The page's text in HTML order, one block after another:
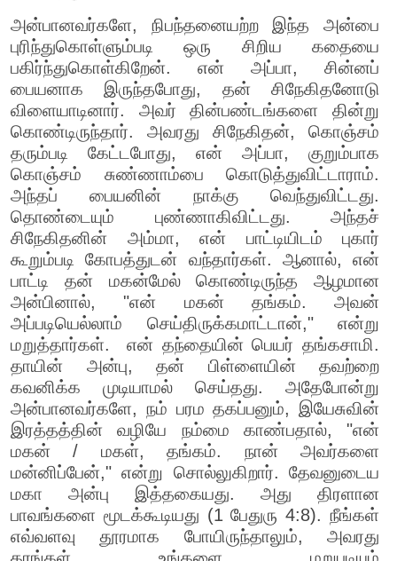
அன்பானவர்களே, நிபந்தனையற்ற இந்த அன்பை
புரிந்துகொள்ளும்படி ஒரு சிறிய கதையை
பகிர்ந்துகொள்கிறேன். என் அப்பா, சின்னப்
பையனாக இருந்தபோது, தன் சிநேகிதனோடு
விளையாடினார். அவர் தின்பண்டங்களை தின்று
கொண்டிருந்தார். அவரது சிநேகிதன், கொஞ்சம்
தரும்படி கேட்டபோது, என் அப்பா, குறும்பாக
கொஞ்சம் சுண்ணாம்பை கொடுத்துவிட்டாராம்.
அந்தப் பையனின் நாக்கு வெந்துவிட்டது.
தொண்டையும் புண்ணாகிவிட்டது. அந்தச்
சிநேகிதனின் அம்மா, என் பாட்டியிடம் புகார்
கூறும்படி கோபத்துடன் வந்தார்கள். ஆனால், என்
பாட்டி தன் மகன்மேல் கொண்டிருந்த ஆழமான
அன்பினால், "என் மகன் தங்கம். அவன்
அப்படியெல்லாம் செய்திருக்கமாட்டான்," என்று
மறுத்தார்கள். என் தந்தையின் பெயர் தங்கசாமி.
தாயின் அன்பு, தன் பிள்ளையின் தவற்றை
கவனிக்க முடியாமல் செய்தது. அதேபோன்று
அன்பானவர்களே, நம் பரம தகப்பனும், இயேசுவின்
இரத்தத்தின் வழியே நம்மை காண்பதால், "என்
மகன் / மகள், தங்கம். நான் அவர்களை
மன்னிப்பேன்," என்று சொல்லுகிறார். தேவனுடைய
மகா அன்பு இத்தகையது. அது திரளான
பாவங்களை மூடக்கூடியது (1 பேதுரு 4:8). நீங்கள்
எவ்வளவு தூரமாக போயிருந்தாலும், அவரது